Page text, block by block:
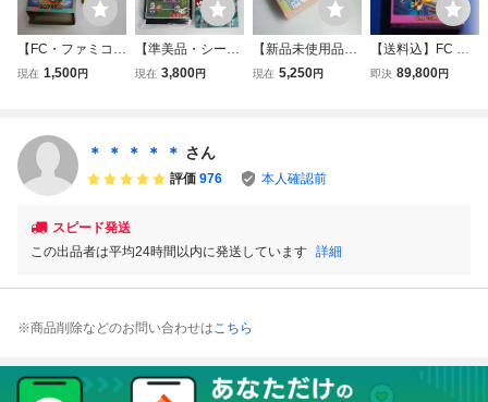
【FC・ファミコ
ン】 わんぱくダッ
現在 1,500円
【準美品・シール
未使用品】1円ス
現在 3,800円
【新品未使用品・
1円スタート】フ
現在 5,250円
【送料込】FC ダ
ックテイルズ2 DU
即決 89,800円
＊ ＊ ＊ ＊ ＊ さん
評価 976 本人確認前
スピード発送
この出品者は平均24時間以内に発送しています 詳細
※商品削除などのお問い合わせはこちら